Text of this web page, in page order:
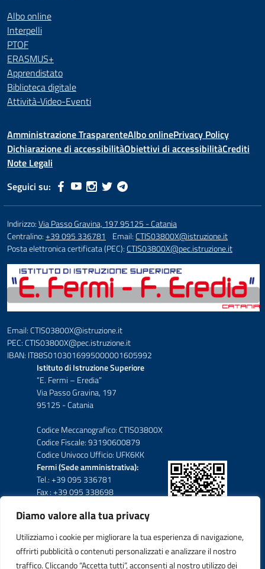
Diamo valore alla tua privacy
Utilizziamo i cookie per migliorare la tua esperienza di navigazione,
offrirti pubblicità o contenuti personalizzati e analizzare il nostro
traffico. Cliccando “Accetta tutti”, acconsenti al nostro utilizzo dei
Albo online
Interpelli
PTOF
ERASMUS+
Apprendistato
Biblioteca digitale
Attività-Video-Eventi
Amministrazione TrasparenteAlbo onlinePrivacy Policy
Dichiarazione di accessibilitàObiettivi di accessibilitàCrediti
Note Legali
Seguici su:
Indirizzo:Via Passo Gravina, 197 95125 - Catania
Centralino:+39 095 336781 Email:CTIS03800X@istruzione.it
Posta elettronica certificata (PEC):CTIS03800X@pec.istruzione.it
Email: CTIS03800X@istruzione.it
PEC: CTIS03800X@pec.istruzione.it
IBAN: IT88S0103016995000001605992
Istituto di Istruzione Superiore
“E. Fermi – Eredia”
Via Passo Gravina, 197
95125 - Catania
Codice Meccanografico: CTIS03800X
Codice Fiscale: 93190600879
Codice Univoco Ufficio: UFK6KK
Fermi (Sede amministrativa):
Tel.: +39 095 336781
Fax : +39 095 338698
Eredia-Deodato:
Tel.: +39 095 6136206
Fax : +39 095 330503